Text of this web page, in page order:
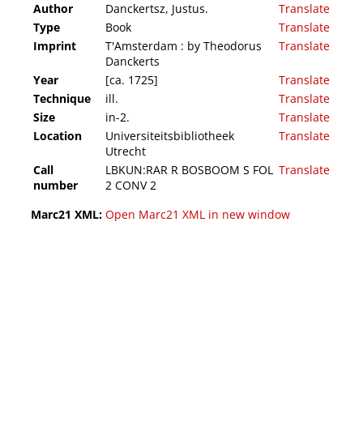
Author Danckertsz, Justus.
Translate
Type
Book
Translate
Imprint
T'Amsterdam : by Theodorus
Danckerts
Translate
Year [ca. 1725]
Translate
Technique
ill.
Translate
Size
in-2.
Translate
Location
Universiteitsbibliotheek
Utrecht
Translate
Call
number
LBKUN:RAR R BOSBOOM S FOL
2 CONV 2
Translate
Marc21 XML: Open Marc21 XML in new window